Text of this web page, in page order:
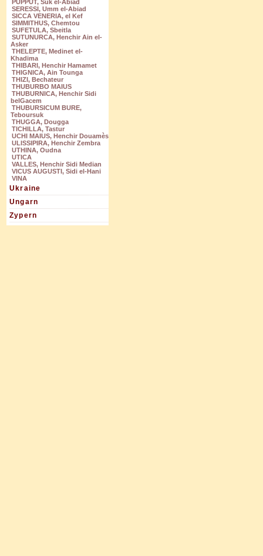
PUPPUT, Suk el-Abiad
SERESSI, Umm el-Abiad
SICCA VENERIA, el Kef
SIMMITHUS, Chemtou
SUFETULA, Sbeitla
SUTUNURCA, Henchir Ain el-
Asker
THELEPTE, Medinet el-
Khadima
THIBARI, Henchir Hamamet
THIGNICA, Ain Tounga
THIZI, Bechateur
THUBURBO MAIUS
THUBURNICA, Henchir Sidi
belGacem
THUBURSICUM BURE,
Teboursuk
THUGGA, Dougga
TICHILLA, Tastur
UCHI MAIUS, Henchir Douamès
ULISSIPIRA, Henchir Zembra
UTHINA, Oudna
UTICA
VALLES, Henchir Sidi Median
VICUS AUGUSTI, Sidi el-Hani
VINA
Ukraine
Ungarn
Zypern